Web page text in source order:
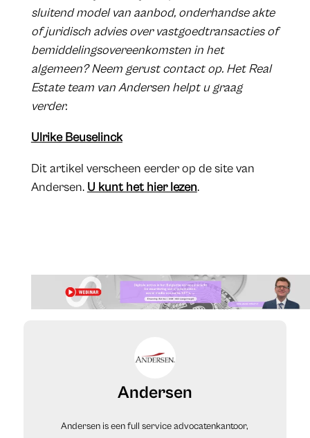
sluitend model van aanbod, onderhandse akte
of juridisch advies over vastgoedtransacties of
bemiddelingsovereenkomsten in het
algemeen? Neem gerust contact op. Het Real
Estate team van Andersen helpt u graag
verder.
Ulrike Beuselinck
Dit artikel verscheen eerder op de site van
Andersen. U kunt het hier lezen.
Andersen
Andersen is een full service advocatenkantoor,